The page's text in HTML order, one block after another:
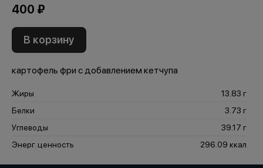
400 ₽
В корзину
картофель фри с добавлением кетчупа
Жиры
13.83 г
Белки
3.73 г
Углеводы
39.17 г
Энерг. ценность
296.09 ккал